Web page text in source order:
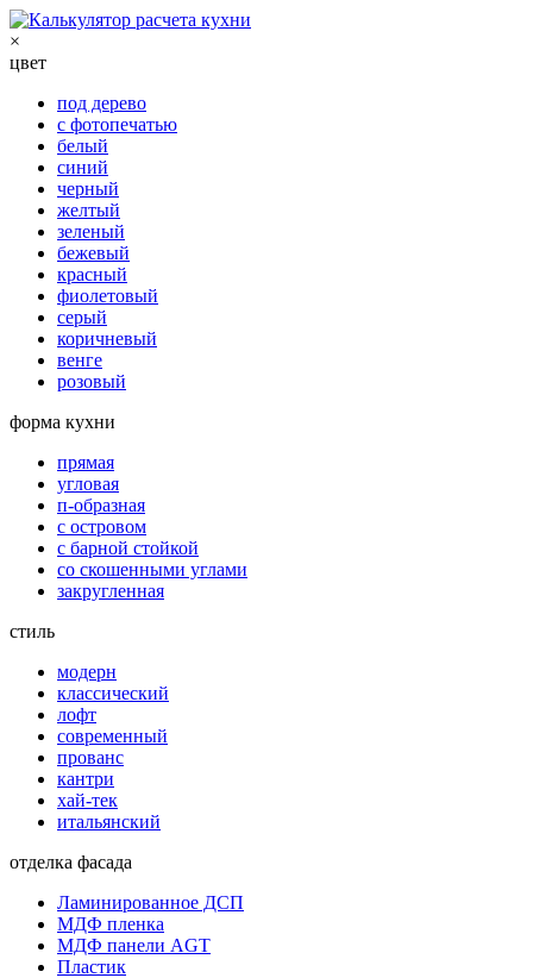
×
цвет
под дерево
с фотопечатью
белый
синий
черный
желтый
зеленый
бежевый
красный
фиолетовый
серый
коричневый
венге
розовый
форма кухни
прямая
угловая
п-образная
с островом
с барной стойкой
со скошенными углами
закругленная
стиль
модерн
классический
лофт
современный
прованс
кантри
хай-тек
итальянский
отделка фасада
Ламинированное ДСП
МДФ пленка
МДФ панели AGT
Пластик